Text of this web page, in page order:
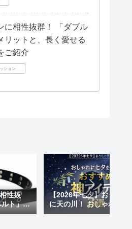
に相性抜群！ 「ダブル
リットと、長く愛せる
ご紹介
ション
性抜
ト」の
るおす
【2026年七夕】おうちで
に天の川！ おしゃれに七
楽しむ「おすすめ神アイ